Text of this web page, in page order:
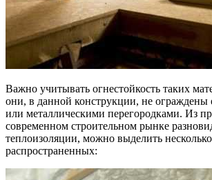
Важно учитывать огнестойкость таких
они, в данной конструкции, не ограждены
или металлическими перегородками. Из
современном строительном рынке
теплоизоляции, можно выделить
распространенных: